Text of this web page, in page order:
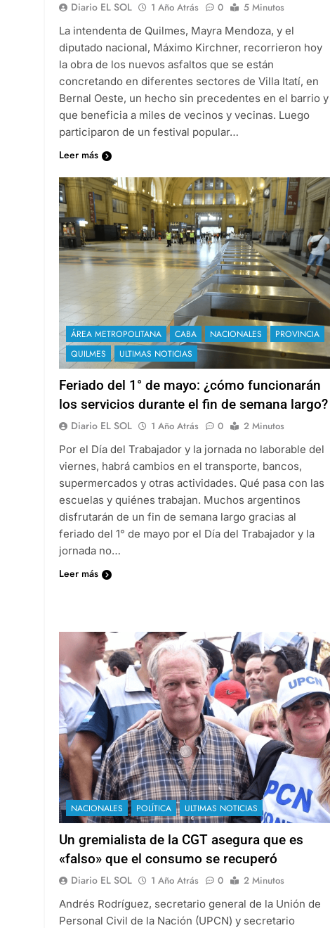
Diario EL SOL 1 Año Atrás 0
5 Minutos
La intendenta de Quilmes, Mayra Mendoza, y el
diputado nacional, Máximo Kirchner, recorrieron hoy
la obra de los nuevos asfaltos que se están
concretando en diferentes sectores de Villa Itatí, en
Bernal Oeste, un hecho sin precedentes en el barrio y
que beneficia a miles de vecinos y vecinas. Luego
participaron de un festival popular…
Leer más
ÁREA METROPOLITANA CABA NACIONALES
PROVINCIA
QUILMES
ULTIMAS NOTICIAS
Feriado del 1° de mayo: ¿cómo funcionarán
los servicios durante el fin de semana largo?
Diario EL SOL 1 Año Atrás 0
2 Minutos
Por el Día del Trabajador y la jornada no laborable del
viernes, habrá cambios en el transporte, bancos,
supermercados y otras actividades. Qué pasa con las
escuelas y quiénes trabajan. Muchos argentinos
disfrutarán de un fin de semana largo gracias al
feriado del 1° de mayo por el Día del Trabajador y la
jornada no…
Leer más
NACIONALES POLÍTICA ULTIMAS NOTICIAS
Un gremialista de la CGT asegura que es
«falso» que el consumo se recuperó
Diario EL SOL 1 Año Atrás 0
2 Minutos
Andrés Rodríguez, secretario general de la Unión de
Personal Civil de la Nación (UPCN) y secretario